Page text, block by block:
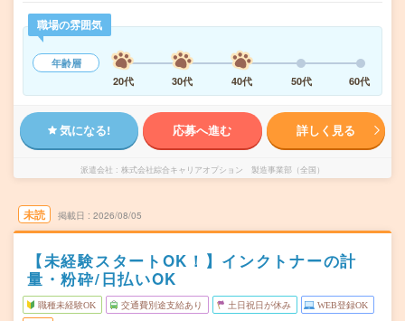
職場の雰囲気
年齢層
20代
30代 40代 50代 60代
気になる! 応募へ進む 詳しく見る
派遣会社 株式会社綜合キャリアオプション 製造事業部（全国）
未読 掲載日 2026/08/05
【未経験スタートOK！】インクトナーの計
量・粉砕/日払いOK
職種未経験OK 交通費別途支給あり 土日祝日が休み WEB登録OK